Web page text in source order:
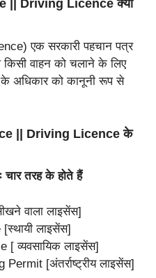
|| Driving Licence क्या
एक सरकारी पहचान पत्र
वाहन को चलाने के लिए
अधिकार को कानूनी रूप से
|| Driving Licence के
चार तरह के होते हैं
वाला लाइसेंस]
लाइसेंस]
[ व्यवसायिक लाइसेंस]
[अंतर्राष्ट्रीय लाइसेंस]